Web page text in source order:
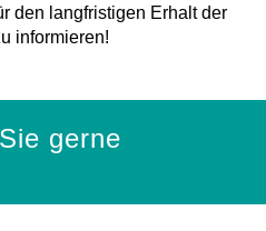
den langfristigen Erhalt der
informieren!
Sie gerne